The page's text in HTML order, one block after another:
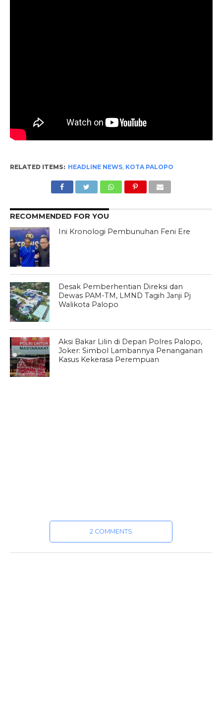
RELATED ITEMS: HEADLINE NEWS, KOTA PALOPO
RECOMMENDED FOR YOU
Ini Kronologi Pembunuhan Feni Ere
Desak Pemberhentian Direksi dan
Dewas PAM-TM, LMND Tagih Janji Pj
Walikota Palopo
Aksi Bakar Lilin di Depan Polres Palopo,
Joker: Simbol Lambannya Penanganan
Kasus Kekerasa Perempuan
2 COMMENTS